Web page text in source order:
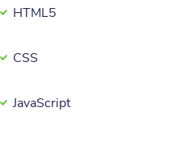
HTML5
CSS
JavaScript